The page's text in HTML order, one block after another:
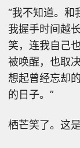
“我不知道。和
我握手时间越
笑，连我自己
被唤醒，也取
想起曾经忘却
的日子。”
栖芒笑了。这